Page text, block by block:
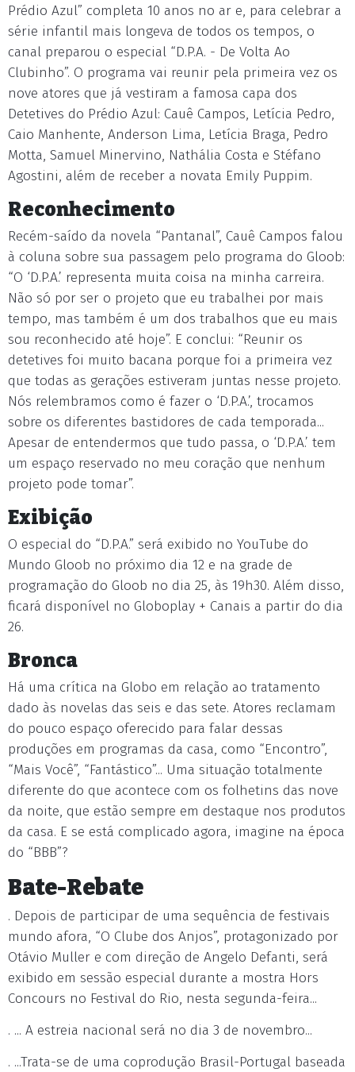
Prédio Azul” completa 10 anos no ar e, para celebrar a
série infantil mais longeva de todos os tempos, o
canal preparou o especial “D.P.A. - De Volta Ao
Clubinho”. O programa vai reunir pela primeira vez os
nove atores que já vestiram a famosa capa dos
Detetives do Prédio Azul: Cauê Campos, Letícia Pedro,
Caio Manhente, Anderson Lima, Letícia Braga, Pedro
Motta, Samuel Minervino, Nathália Costa e Stéfano
Agostini, além de receber a novata Emily Puppim.
Reconhecimento
Recém-saído da novela “Pantanal”, Cauê Campos falou
à coluna sobre sua passagem pelo programa do Gloob:
“O ‘D.P.A.’ representa muita coisa na minha carreira.
Não só por ser o projeto que eu trabalhei por mais
tempo, mas também é um dos trabalhos que eu mais
sou reconhecido até hoje”. E conclui: “Reunir os
detetives foi muito bacana porque foi a primeira vez
que todas as gerações estiveram juntas nesse projeto.
Nós relembramos como é fazer o ‘D.P.A.’, trocamos
sobre os diferentes bastidores de cada temporada...
Apesar de entendermos que tudo passa, o ‘D.P.A.’ tem
um espaço reservado no meu coração que nenhum
projeto pode tomar”.
Exibição
O especial do “D.P.A.” será exibido no YouTube do
Mundo Gloob no próximo dia 12 e na grade de
programação do Gloob no dia 25, às 19h30. Além disso,
ficará disponível no Globoplay + Canais a partir do dia
26.
Bronca
Há uma crítica na Globo em relação ao tratamento
dado às novelas das seis e das sete. Atores reclamam
do pouco espaço oferecido para falar dessas
produções em programas da casa, como “Encontro”,
“Mais Você”, “Fantástico”... Uma situação totalmente
diferente do que acontece com os folhetins das nove
da noite, que estão sempre em destaque nos produtos
da casa. E se está complicado agora, imagine na época
do “BBB”?
Bate-Rebate
. Depois de participar de uma sequência de festivais
mundo afora, “O Clube dos Anjos”, protagonizado por
Otávio Muller e com direção de Angelo Defanti, será
exibido em sessão especial durante a mostra Hors
Concours no Festival do Rio, nesta segunda-feira...
. ... A estreia nacional será no dia 3 de novembro...
. ...Trata-se de uma coprodução Brasil-Portugal baseada